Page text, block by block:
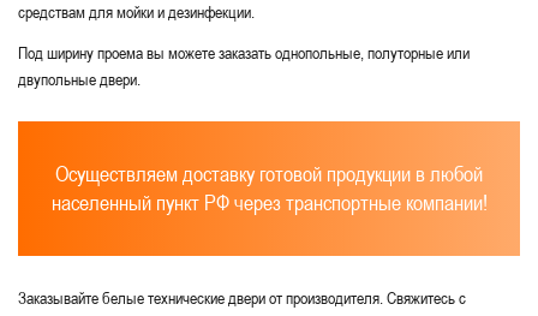
средствам для мойки и дезинфекции.
Под ширину проема вы можете заказать однопольные, полуторные или
двупольные двери.
Осуществляем доставку готовой продукции в любой
населенный пункт РФ через транспортные компании!
Заказывайте белые технические двери от производителя. Свяжитесь с